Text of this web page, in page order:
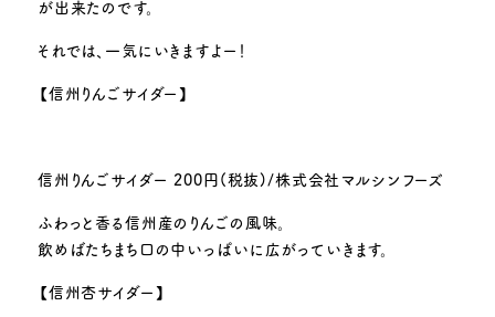
が出来たのです。
それでは、一気にいきますよー！
【信州りんごサイダー】
信州りんごサイダー 200円(税抜)/株式会社マルシンフーズ
ふわっと香る信州産のりんごの風味。
飲めばたちまち口の中いっぱいに広がっていきます。
【信州杏サイダー】